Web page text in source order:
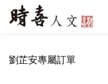
劉芷安專屬訂單